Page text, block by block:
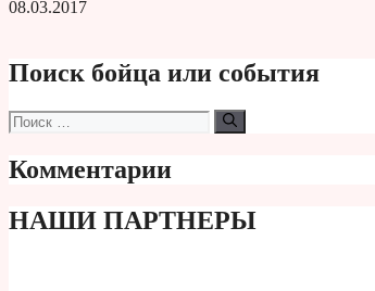
08.03.2017
Поиск бойца или события
Поиск:
Комментарии
НАШИ ПАРТНЕРЫ